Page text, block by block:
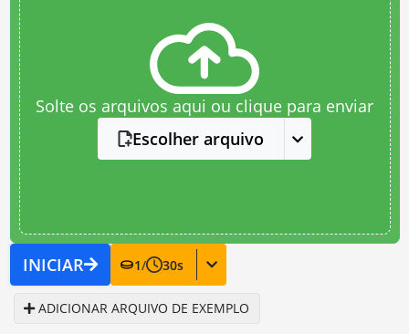
Solte os arquivos aqui ou clique para enviar
Escolher arquivo
INICIAR 1/ 30s
ADICIONAR ARQUIVO DE EXEMPLO